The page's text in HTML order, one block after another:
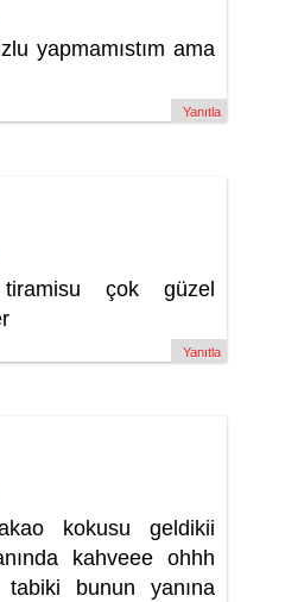
yapmamıstım ama
Yanıtla
çok güzel
Yanıtla
kokusu geldikii
kahveee ohhh
bunun yanına